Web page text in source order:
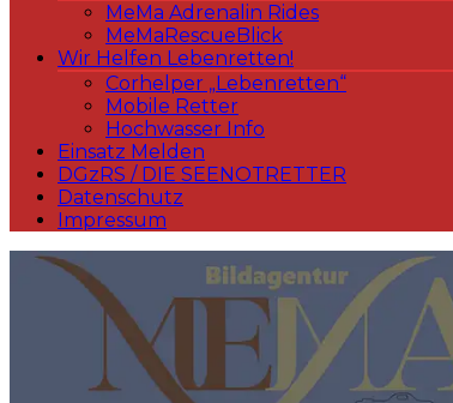
MeMa Adrenalin Rides
MeMaRescueBlick
Wir Helfen Lebenretten!
Corhelper „Lebenretten“
Mobile Retter
Hochwasser Info
Einsatz Melden
DGzRS / DIE SEENOTRETTER
Datenschutz
Impressum
MeMa Press